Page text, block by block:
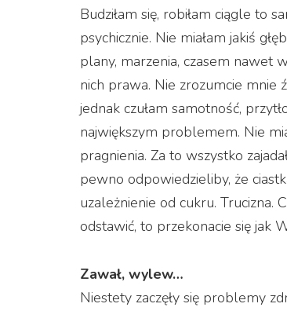
Budziłam się, robiłam ciągle to
psychicznie. Nie miałam jakiś
plany, marzenia, czasem nawet
nich prawa. Nie zrozumcie mnie
jednak czułam samotność,
największym problemem. Nie
pragnienia. Za to wszystko
pewno odpowiedzieliby, że
uzależnienie od cukru. Trucizna.
odstawić, to przekonacie się jak
Zawał, wylew…
Niestety zaczęły się problemy